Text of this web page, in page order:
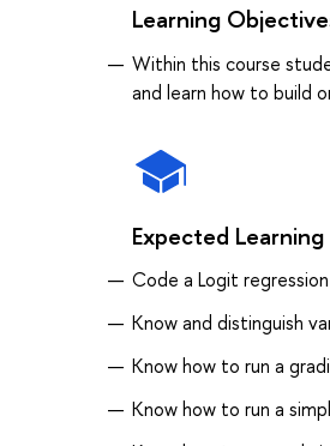
Learning
Within this course
and learn how to build
Expected
Code a Logit
Know and distinguish
Know how to run a
Know how to run a